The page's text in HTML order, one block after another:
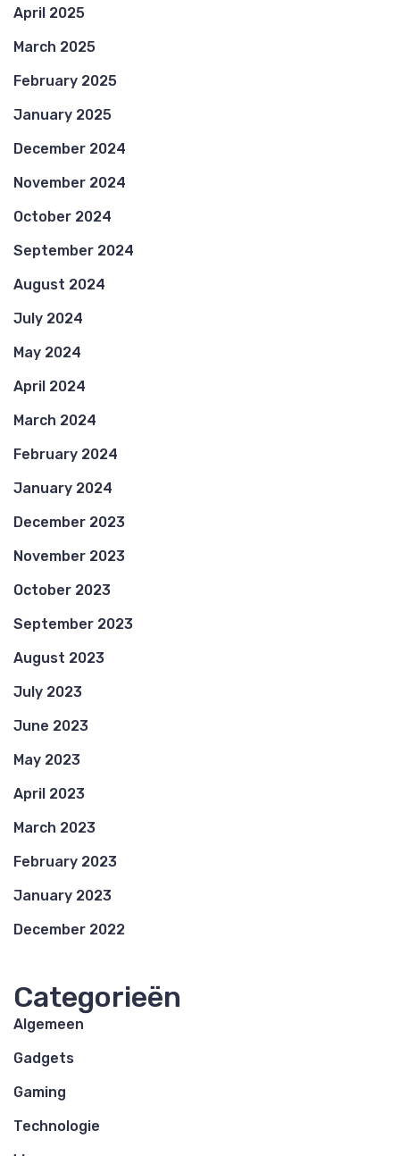
April 2025
March 2025
February 2025
January 2025
December 2024
November 2024
October 2024
September 2024
August 2024
July 2024
May 2024
April 2024
March 2024
February 2024
January 2024
December 2023
November 2023
October 2023
September 2023
August 2023
July 2023
June 2023
May 2023
April 2023
March 2023
February 2023
January 2023
December 2022
Categorieën
Algemeen
Gadgets
Gaming
Technologie